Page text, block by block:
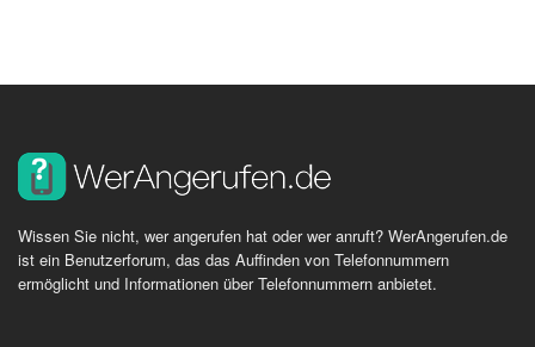
Wissen Sie nicht, wer angerufen hat oder wer anruft? WerAngerufen.de
ist ein Benutzerforum, das das Auffinden von Telefonnummern
ermöglicht und Informationen über Telefonnummern anbietet.